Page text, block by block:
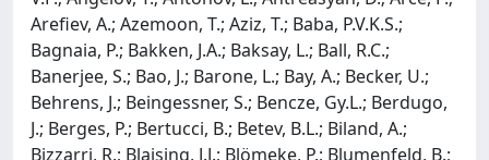
Arefiev, A.; Azemoon, T.; Aziz, T.; Baba, P.V.K.S.;
Bagnaia, P.; Bakken, J.A.; Baksay, L.; Ball, R.C.;
Banerjee, S.; Bao, J.; Barone, L.; Bay, A.; Becker, U.;
Behrens, J.; Beingessner, S.; Bencze, Gy.L.; Berdugo,
J.; Berges, P.; Bertucci, B.; Betev, B.L.; Biland, A.;
Bizzarri, R.; Blaising, J.J.; Blömeke, P.; Blumenfeld, B.;